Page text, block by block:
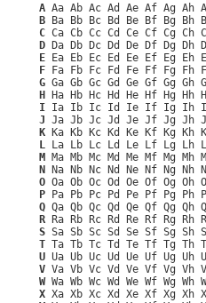
AAa Ab Ac Ad Ae Af Ag Ah
BBa Bb Bc Bd Be Bf Bg Bh
CCa Cb Cc Cd Ce Cf Cg Ch
DDa Db Dc Dd De Df Dg Dh
EEa Eb Ec Ed Ee Ef Eg Eh
FFa Fb Fc Fd Fe Ff Fg Fh
GGa Gb Gc Gd Ge Gf Gg Gh
H
Ha Hb Hc Hd He Hf Hg Hh
IIa Ib Ic Id Ie If Ig Ih
J Ja Jb Jc Jd Je Jf Jg Jh
KKa Kb Kc Kd Ke Kf Kg Kh
LLa Lb Lc Ld Le Lf Lg Lh
M Ma Mb Mc Md Me Mf Mg Mh
N
Na Nb Nc Nd Ne Nf Ng Nh
OOa Ob Oc Od Oe Of Og Oh
PPa Pb Pc Pd Pe Pf Pg Ph
QQa Qb Qc Qd Qe Qf Qg Qh
RRa Rb Rc Rd Re Rf Rg Rh
SSa Sb Sc Sd Se Sf Sg Sh
TTa Tb Tc Td Te Tf Tg Th
UUa Ub Uc Ud Ue Uf Ug Uh
VVa Vb Vc Vd Ve Vf Vg Vh
WWa Wb Wc Wd We Wf Wg Wh
XXa Xb Xc Xd Xe Xf Xg Xh